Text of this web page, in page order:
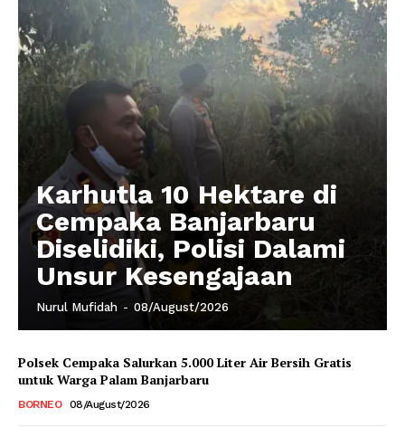
Karhutla 10 Hektare di
Cempaka Banjarbaru
Diselidiki, Polisi Dalami
Unsur Kesengajaan
Nurul Mufidah - 08/August/2026
Polsek Cempaka Salurkan 5.000 Liter Air Bersih Gratis
untuk Warga Palam Banjarbaru
BORNEO 08/August/2026